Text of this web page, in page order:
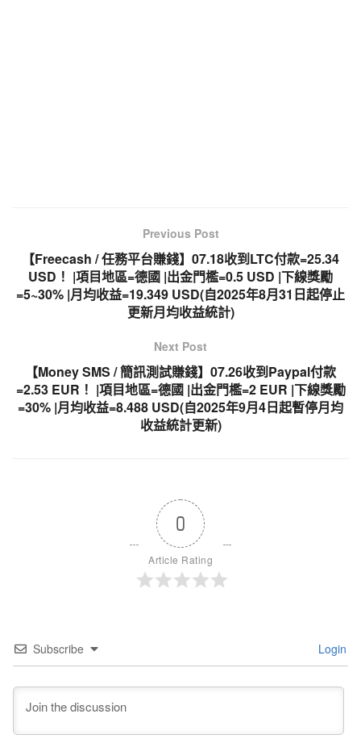
Previous Post
【Freecash / 任務平台賺錢】07.18收到LTC付款=25.34
USD！ |項目地區=德國 |出金門檻=0.5 USD |下線獎勵
=5~30% |月均收益=19.349 USD(自2025年8月31日起停止
更新月均收益統計)
Next Post
【Money SMS / 簡訊測試賺錢】07.26收到Paypal付款
=2.53 EUR！ |項目地區=德國 |出金門檻=2 EUR |下線獎勵
=30% |月均收益=8.488 USD(自2025年9月4日起暫停月均
收益統計更新)
0
Article Rating
Subscribe Login